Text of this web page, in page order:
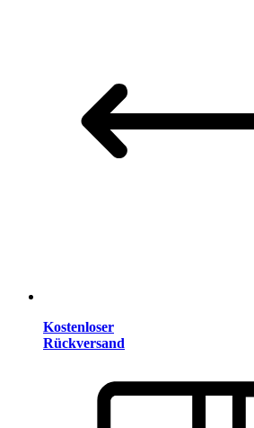
Kostenloser
Rückversand